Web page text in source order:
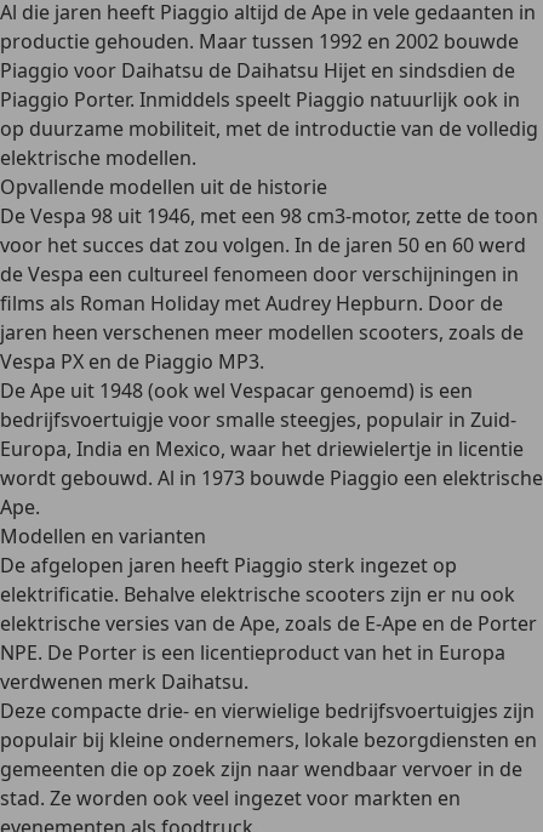
Al die jaren heeft Piaggio altijd de Ape in vele gedaanten in
productie gehouden. Maar tussen 1992 en 2002 bouwde
Piaggio voor Daihatsu de Daihatsu Hijet en sindsdien de
Piaggio Porter. Inmiddels speelt Piaggio natuurlijk ook in
op duurzame mobiliteit, met de introductie van de volledig
elektrische modellen.
Opvallende modellen uit de historie
DeVespa 98 uit 1946, met een 98 cm3-motor, zette de toon
voor het succes dat zou volgen. In de jaren 50 en 60 werd
de Vespa een cultureel fenomeen door verschijningen in
films als Roman Holiday met Audrey Hepburn. Door de
jaren heen verschenen meer modellen scooters, zoals de
Vespa PX en de Piaggio MP3.
DeApe uit 1948(ook wel Vespacar genoemd) is een
bedrijfsvoertuigje voor smalle steegjes, populair in Zuid-
Europa, India en Mexico, waar het driewielertje in licentie
wordt gebouwd. Al in 1973 bouwde Piaggio een elektrische
Ape.
Modellen en varianten
De afgelopen jaren heeft Piaggio sterk ingezet op
elektrificatie. Behalve elektrische scooters zijn er nu ook
elektrische versies van de Ape, zoals de E-Ape en de Porter
NPE. De Porter is een licentieproduct van het in Europa
verdwenen merk Daihatsu.
Deze compacte drie- en vierwielige bedrijfsvoertuigjes zijn
populair bij kleine ondernemers, lokale bezorgdiensten en
gemeenten die op zoek zijn naar wendbaar vervoer in de
stad. Ze worden ook veel ingezet voor markten en